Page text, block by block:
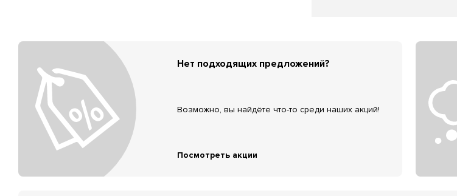
Нет подходящих предложений?
Возможно, вы найдёте что-то среди наших акций!
Посмотреть акции